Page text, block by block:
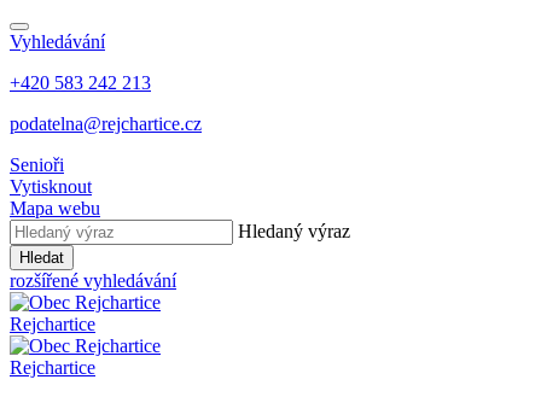
Vyhledávání
+420 583 242 213
podatelna@rejchartice.cz
Senioři
Vytisknout
Mapa webu
Hledaný výraz
Hledat
rozšířené vyhledávání
Rejchartice
Rejchartice